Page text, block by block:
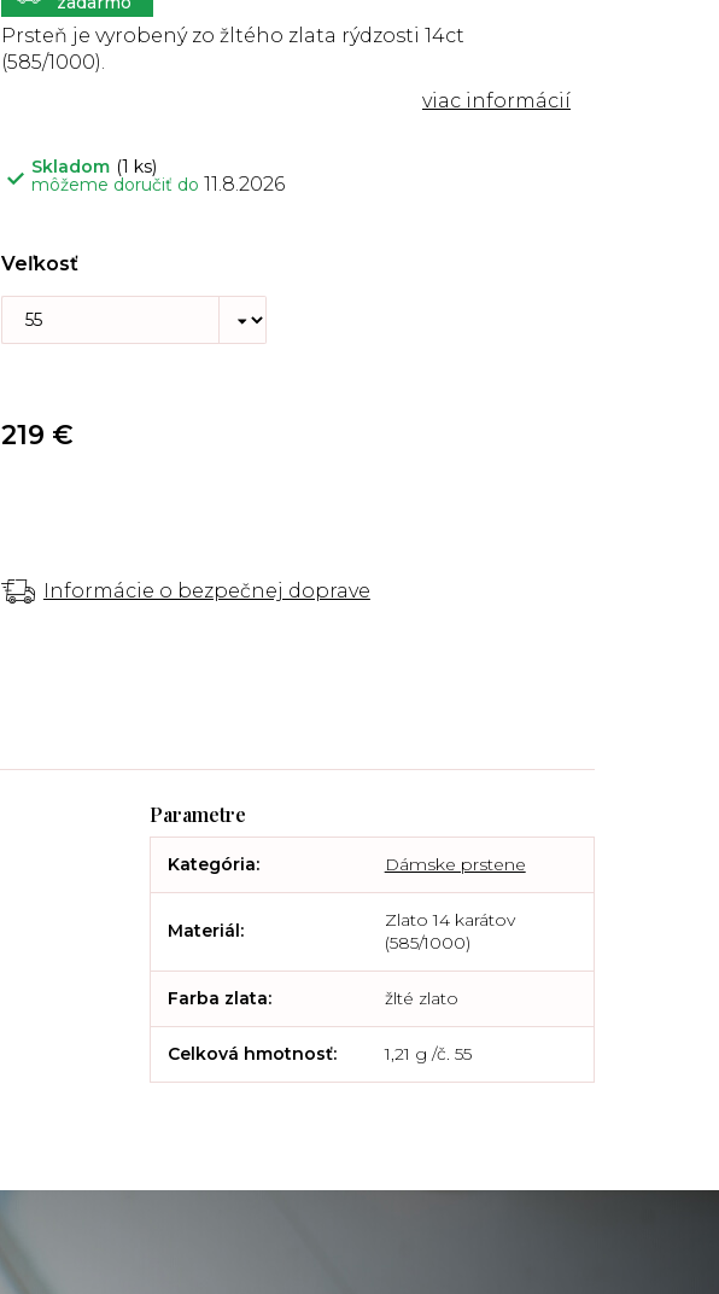
Skladom (1 ks)
môžeme doručiť do 11.8.2026
Veľkosť
Prsteň je vyrobený zo žltého zlata rýdzosti 14ct
(585/1000).
Informácie o bezpečnej doprave
hviezdičiek.
219 €
Kategória: Dámske prstene
Materiál:
Zlato 14 karátov
(585/1000)
Farba zlata: žlté zlato
Celková hmotnosť: 1,21 g /č. 55